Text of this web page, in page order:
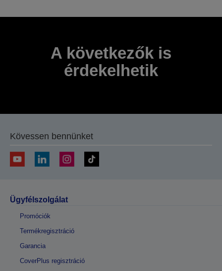
A következők is
érdekelhetik
Kövessen bennünket
Ügyfélszolgálat
Promóciók
Termékregisztráció
Garancia
CoverPlus regisztráció